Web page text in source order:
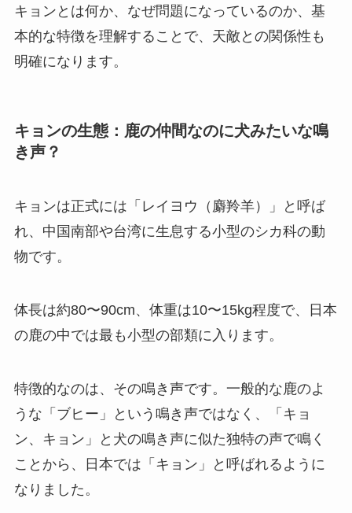
キョンとは何か、なぜ問題になっているのか、基
本的な特徴を理解することで、天敵との関係性も
明確になります。
キョンの生態：鹿の仲間なのに犬みたいな鳴
き声？
キョンは正式には「レイヨウ（麝羚羊）」と呼ば
れ、中国南部や台湾に生息する小型のシカ科の動
物です。
体長は約80〜90cm、体重は10〜15kg程度で、日本
の鹿の中では最も小型の部類に入ります。
特徴的なのは、その鳴き声です。一般的な鹿のよ
うな「ブヒー」という鳴き声ではなく、「キョ
ン、キョン」と犬の鳴き声に似た独特の声で鳴く
ことから、日本では「キョン」と呼ばれるように
なりました。